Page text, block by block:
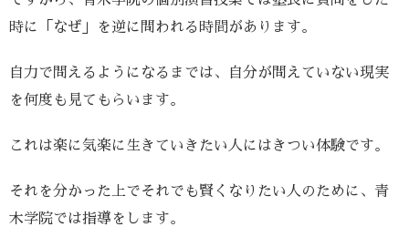
時に「なぜ」を逆に問われる時間があります。
自力で問えるようになるまでは、自分が問えていない現実
を何度も見てもらいます。
これは楽に気楽に生きていきたい人にはきつい体験です。
それを分かった上でそれでも賢くなりたい人のために、青
木学院では指導をします。